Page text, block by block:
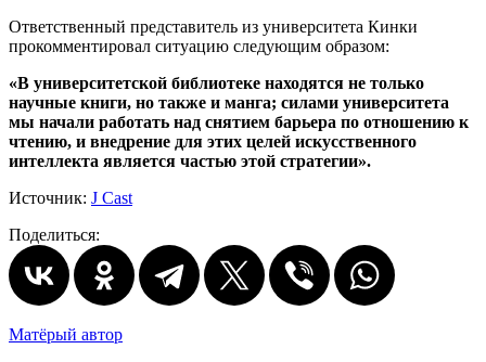
Ответственный представитель из университета Кинки
прокомментировал ситуацию следующим образом:
«В университетской библиотеке находятся не только
научные книги, но также и манга; силами университета
мы начали работать над снятием барьера по отношению к
чтению, и внедрение для этих целей искусственного
интеллекта является частью этой стратегии».
Источник: J Cast
Поделиться:
Матёрый автор